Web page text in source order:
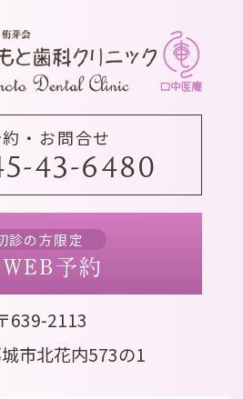
・お問合せ
43-6480
診の方限定
WEB予約
639-2113
市北花内573の1